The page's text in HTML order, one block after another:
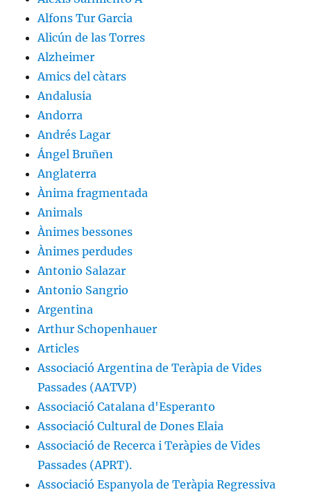
Alfons Tur Garcia
Alicún de las Torres
Alzheimer
Amics del càtars
Andalusia
Andorra
Andrés Lagar
Ángel Bruñen
Anglaterra
Ànima fragmentada
Animals
Ànimes bessones
Ànimes perdudes
Antonio Salazar
Antonio Sangrio
Argentina
Arthur Schopenhauer
Articles
Associació Argentina de Teràpia de Vides
Passades (AATVP)
Associació Catalana d'Esperanto
Associació Cultural de Dones Elaia
Associació de Recerca i Teràpies de Vides
Passades (APRT).
Associació Espanyola de Teràpia Regressiva